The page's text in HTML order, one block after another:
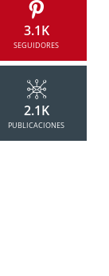
3.1K
SEGUIDORES
2.1K
PUBLICACIONES